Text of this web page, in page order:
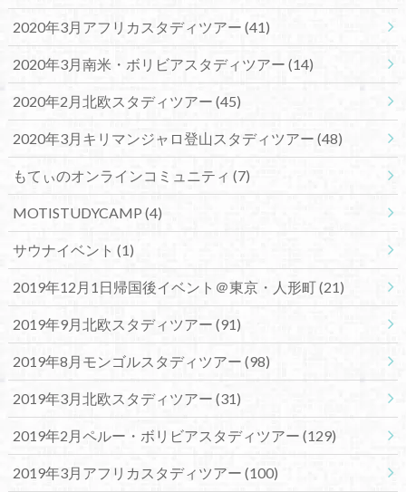
2020年3月アフリカスタディツアー (41)
2020年3月南米・ボリビアスタディツアー (14)
2020年2月北欧スタディツアー (45)
2020年3月キリマンジャロ登山スタディツアー (48)
もてぃのオンラインコミュニティ (7)
MOTISTUDYCAMP (4)
サウナイベント (1)
2019年12月1日帰国後イベント＠東京・人形町(21)
2019年9月北欧スタディツアー (91)
2019年8月モンゴルスタディツアー (98)
2019年3月北欧スタディツアー (31)
2019年2月ペルー・ボリビアスタディツアー (129)
2019年3月アフリカスタディツアー (100)